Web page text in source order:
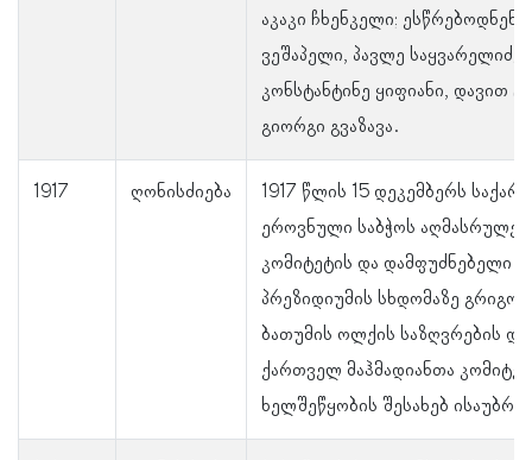
აკაკი ჩხენკელი;
ვეშაპელი, პავლე
კონსტანტინე ყიფიანი, დავით
გიორგი გვაზავა.
1917 ღონისძიება
1917 წლის 15 დეკემბერს
ეროვნული საბჭოს
კომიტეტის და დამფუძნებელი
პრეზიდიუმის სხდომაზე
ბათუმის ოლქის საზღვრების
ქართველ მაჰმადიანთა
ხელშეწყობის შესახებ ისაუბრა.